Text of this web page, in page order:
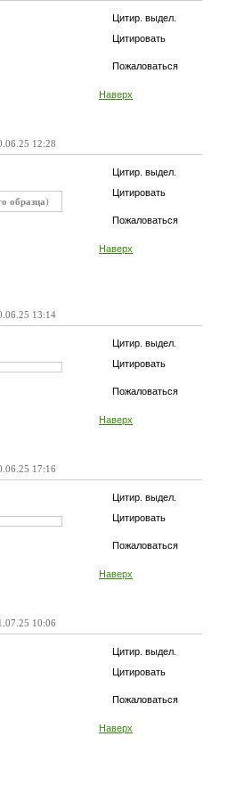
Цитир. выдел.
Цитировать
Пожаловаться
Наверх
12:28
Цитир. выдел.
Цитировать
Пожаловаться
Наверх
образца)
13:14
Цитир. выдел.
Цитировать
Пожаловаться
Наверх
17:16
Цитир. выдел.
Цитировать
Пожаловаться
Наверх
10:06
Цитир. выдел.
Цитировать
Пожаловаться
Наверх